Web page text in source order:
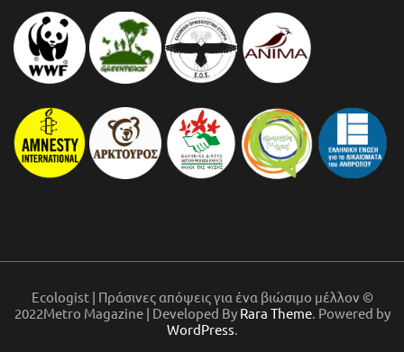
Ecologist | Πράσινες απόψεις για ένα βιώσιμο μέλλον ©
2022Metro Magazine | Developed By Rara Theme. Powered by
WordPress